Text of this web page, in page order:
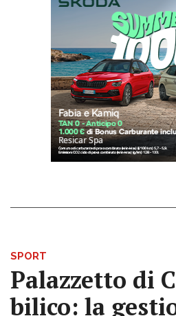
SPORT
Palazzetto di
bilico: la